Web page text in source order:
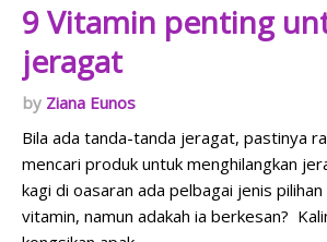
9 Vitamin penting
jeragat
Ziana Eunos
Bila ada tanda-tanda jeragat, pastinya
mencari produk untuk menghilangkan
kagi di oasaran ada pelbagai jenis
vitamin, namun adakah ia berkesan?